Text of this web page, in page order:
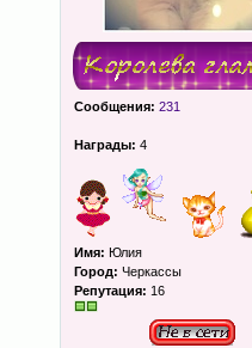
Сообщения: 231
Награды: 4
Имя: Юлия
Город: Черкассы
Репутация: 16